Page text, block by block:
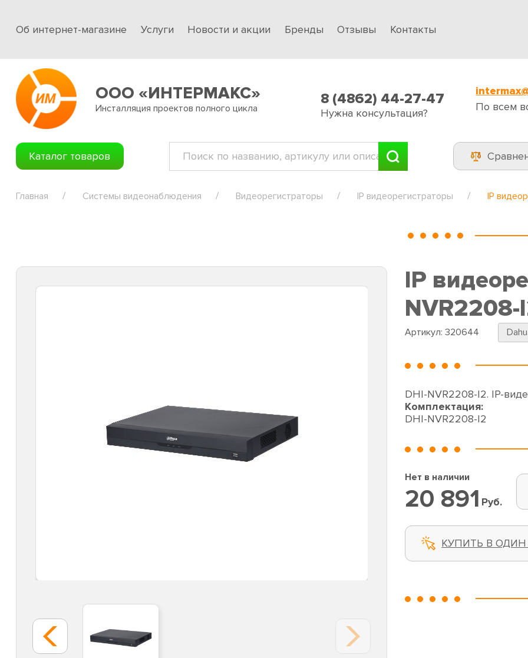
Об интернет-магазине Услуги Новости и акции Бренды Отзывы Контакты
ООО «ИНТЕРМАКС»
Инсталляция проектов полного цикла
8 (4862) 44-27-47
Нужна консультация?
По всем
Каталог товаров
Главная Системы видеонаблюдения Видеорегистраторы IP видеорегистраторы IP
IP
NVR2208-
Артикул: 320644
DHI-NVR2208-I2. IP-
Комплектация:
DHI-NVR2208-I2
Нет в наличии
20 891 Руб.
КУПИТЬ В